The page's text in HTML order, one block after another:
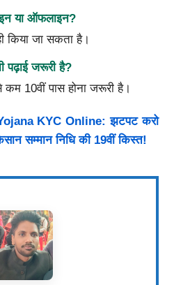
या ऑफलाइन?
किया जा सकता है।
पढ़ाई जरूरी है?
10वीं पास होना जरूरी है।
KYC Online: झटपट करो
सम्मान निधि की 19वीं किस्त!